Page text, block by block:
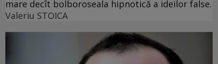
mare decît bolboroseala hipnotică a ideilor false.
Valeriu STOICA